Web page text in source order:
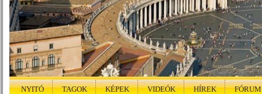
NYITÓ TAGOK KÉPEK VIDEÓK HÍREK FÓRUM